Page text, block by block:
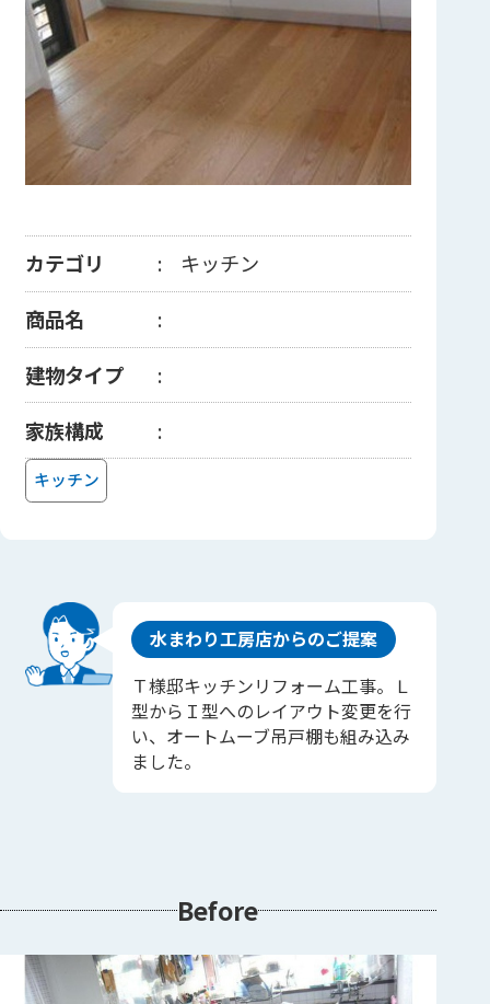
カテゴリ
キッチン
商品名
建物タイプ
家族構成
キッチン
水まわり工房店からのご提案
Ｔ様邸キッチンリフォーム工事。Ｌ
型からＩ型へのレイアウト変更を行
い、オートムーブ吊戸棚も組み込み
ました。
Before